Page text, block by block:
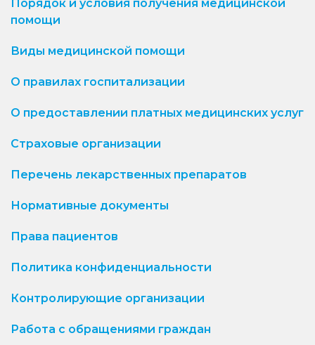
Порядок и условия получения медицинской
помощи
Виды медицинской помощи
О правилах госпитализации
О предоставлении платных медицинских услуг
Страховые организации
Перечень лекарственных препаратов
Нормативные документы
Права пациентов
Политика конфиденциальности
Контролирующие организации
Работа с обращениями граждан